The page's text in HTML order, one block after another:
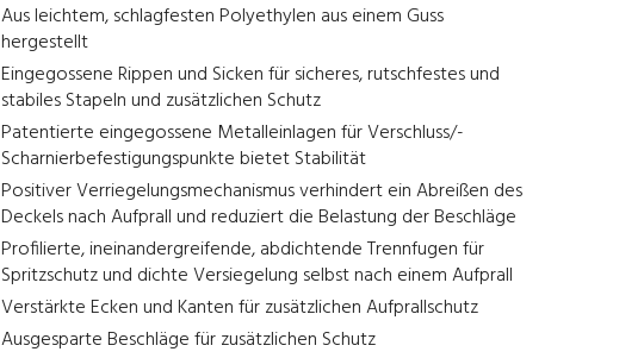
Aus leichtem, schlagfesten Polyethylen aus einem Guss
hergestellt
Eingegossene Rippen und Sicken für sicheres, rutschfestes und
stabiles Stapeln und zusätzlichen Schutz
Patentierte eingegossene Metalleinlagen für Verschluss/-
Scharnierbefestigungspunkte bietet Stabilität
Positiver Verriegelungsmechanismus verhindert ein Abreißen des
Deckels nach Aufprall und reduziert die Belastung der Beschläge
Profilierte, ineinandergreifende, abdichtende Trennfugen für
Spritzschutz und dichte Versiegelung selbst nach einem Aufprall
Verstärkte Ecken und Kanten für zusätzlichen Aufprallschutz
Ausgesparte Beschläge für zusätzlichen Schutz